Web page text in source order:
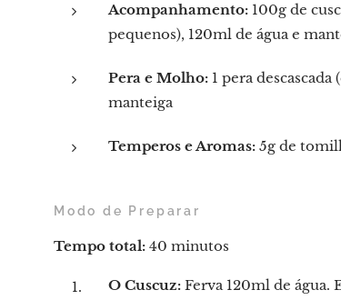
Acompanhamento: 100g de
pequenos), 120ml de água e
Pera e Molho: 1 pera
manteiga
Temperos e Aromas: 5g de
Modo de Preparar
Tempo total: 40 minutos
O Cuscuz: Ferva 120ml de água.